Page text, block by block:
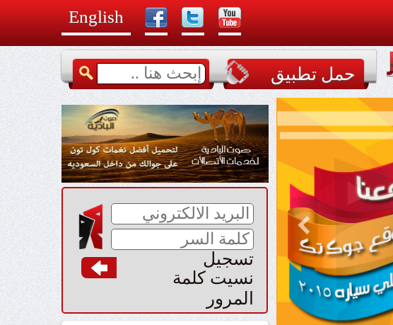
English
حمل تطبيق
جوك تك
تسجيل
نسيت كلمة
المرور